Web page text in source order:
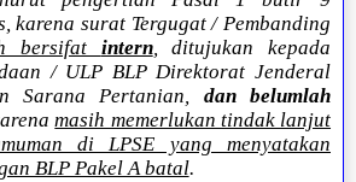
karena surat Tergugat / Pembanding
bersifat intern, ditujukan kepada
/ ULP BLP Direktorat Jenderal
Sarana Pertanian, dan belumlah
masih memerlukan tindak lanjut
di LPSE yang menyatakan
BLP Pakel A batal.